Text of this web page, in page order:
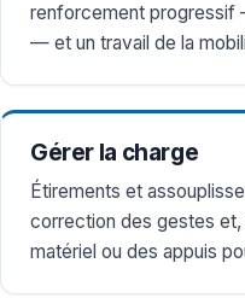
renforcement progressif
— et un travail de la
Gérer la charge
Étirements et
correction des gestes et,
matériel ou des appuis